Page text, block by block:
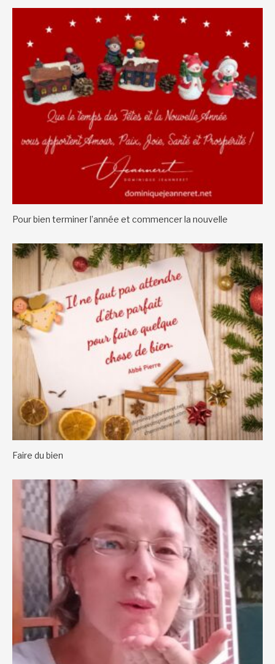
Pour bien terminer l’année et commencer la nouvelle
Faire du bien